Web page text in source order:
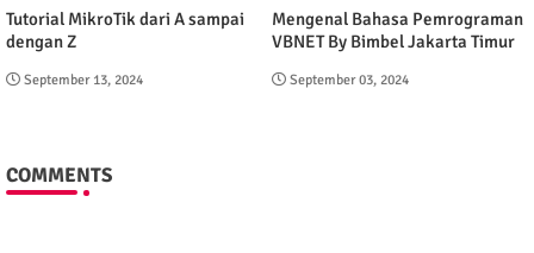
Tutorial MikroTik dari A sampai
dengan Z
September 13, 2024
Mengenal Bahasa Pemrograman
VBNET By Bimbel Jakarta Timur
September 03, 2024
COMMENTS